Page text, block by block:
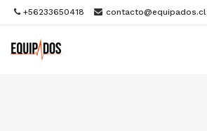
+56233650418 contacto@equipados.cl